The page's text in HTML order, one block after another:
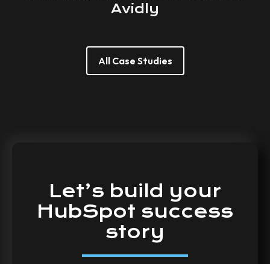
Avidly
All Case Studies
Let’s build your
HubSpot success
story